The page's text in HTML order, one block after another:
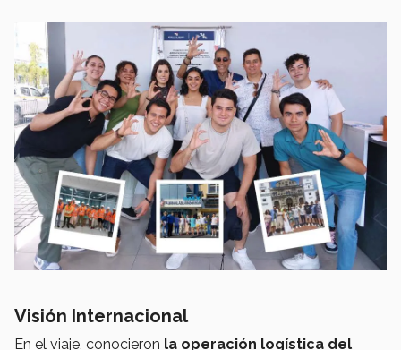
Visión Internacional
En el viaje, conocieron la operación logística del